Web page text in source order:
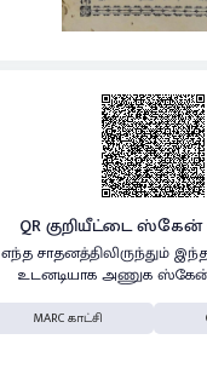
QR குறியீட்டை
எந்த சாதனத்திலிருந்தும்
உடனடியாக அணுக ஸ்கேன்
MARC காட்சி